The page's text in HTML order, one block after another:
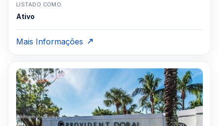
LISTADO COMO
Ativo
Mais Informações